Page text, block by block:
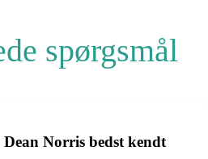
spørgsmål
Norris bedst kendt